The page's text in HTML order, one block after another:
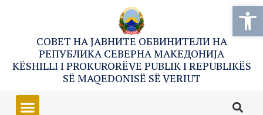
СОВЕТ НА ЈАВНИТЕ ОБВИНИТЕЛИ НА
РЕПУБЛИКА СЕВЕРНА МАКЕДОНИЈА
KËSHILLI I PROKURORËVE PUBLIK I REPUBLIKËS
SË MAQEDONISË SË VERIUT